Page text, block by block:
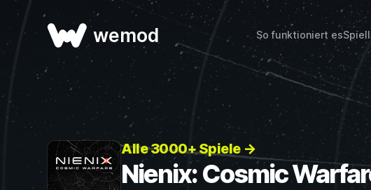
wemod So funktioniert es
Alle 3000+ Spiele →
Nienix: Cosmic